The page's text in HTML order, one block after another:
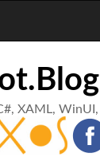
XAML,